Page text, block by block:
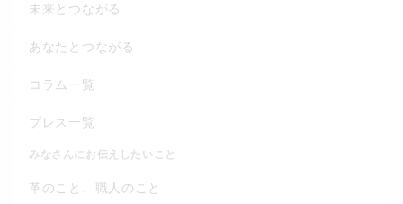
未来とつながる
あなたとつながる
コラム一覧
プレス一覧
みなさんにお伝えしたいこと
革のこと、職人のこと